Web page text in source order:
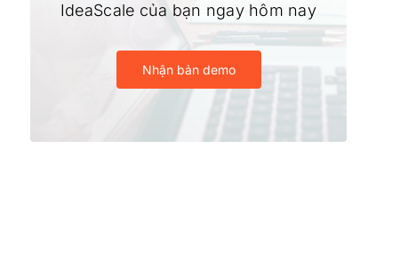
IdeaScale của bạn ngay hôm nay
Nhận bản demo